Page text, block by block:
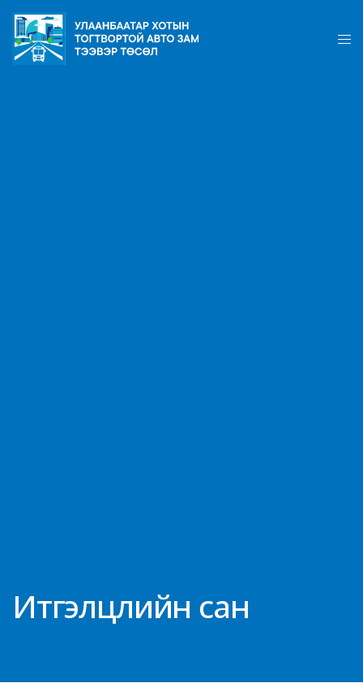
Итгэлцлийн сан